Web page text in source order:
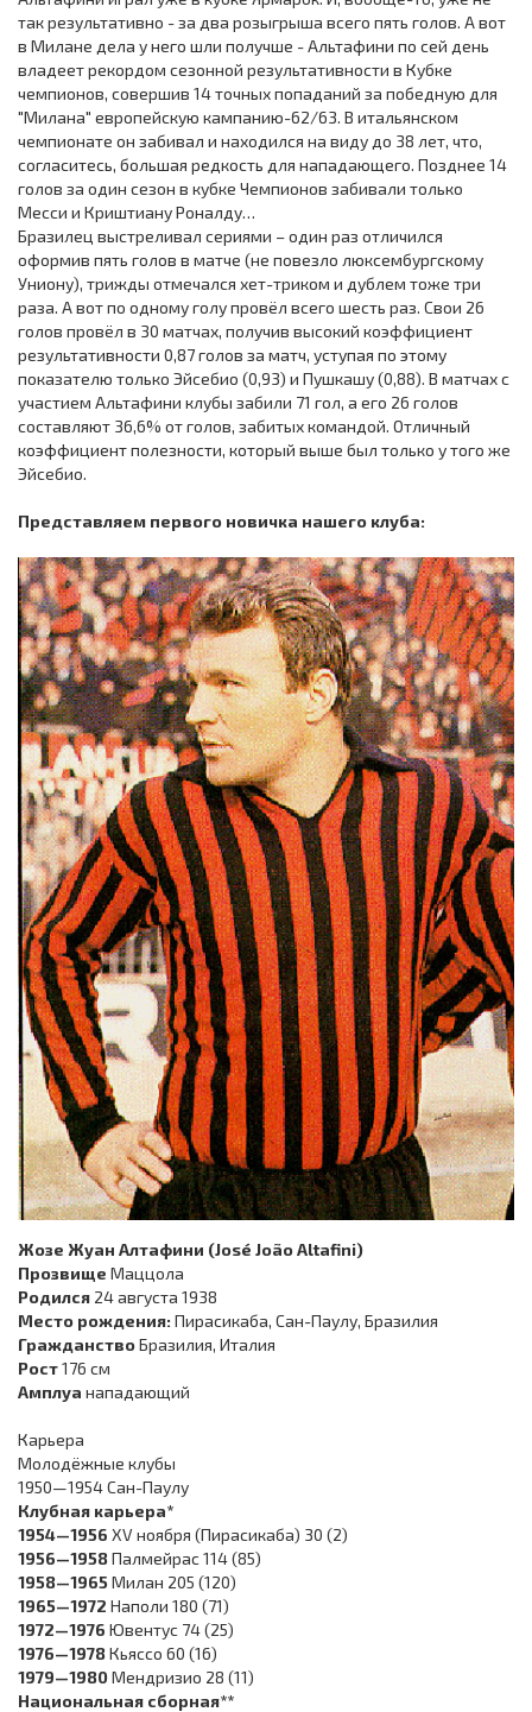
так результативно - за два розыгрыша всего пять голов. А вот
в Милане дела у него шли получше - Альтафини по сей день
владеет рекордом сезонной результативности в Кубке
чемпионов, совершив 14 точных попаданий за победную для
"Милана" европейскую кампанию-62/63. В итальянском
чемпионате он забивал и находился на виду до 38 лет, что,
согласитесь, большая редкость для нападающего. Позднее 14
голов за один сезон в кубке Чемпионов забивали только
Месси и Криштиану Роналду…
Бразилец выстреливал сериями – один раз отличился
оформив пять голов в матче (не повезло люксембургскому
Униону), трижды отмечался хет-триком и дублем тоже три
раза. А вот по одному голу провёл всего шесть раз. Свои 26
голов провёл в 30 матчах, получив высокий коэффициент
результативности 0,87 голов за матч, уступая по этому
показателю только Эйсебио (0,93) и Пушкашу (0,88). В матчах с
участием Альтафини клубы забили 71 гол, а его 26 голов
составляют 36,6% от голов, забитых командой. Отличный
коэффициент полезности, который выше был только у того же
Эйсебио.
Представляем первого новичка нашего клуба:
Жозе Жуан Алтафини (José João Altafini)
Прозвище Маццола
Родился 24 августа 1938
Место рождения: Пирасикаба, Сан-Паулу, Бразилия
ГражданствоБразилия, Италия
Рост176 см
Амплуа нападающий
Карьера
Молодёжные клубы
1950—1954 Сан-Паулу
Клубная карьера*
1954—1956 XV ноября (Пирасикаба) 30 (2)
1956—1958Палмейрас 114 (85)
1958—1965Милан 205 (120)
1965—1972 Наполи 180 (71)
1972—1976 Ювентус 74 (25)
1976—1978Кьяссо 60 (16)
1979—1980Мендризио 28 (11)
Национальная сборная**